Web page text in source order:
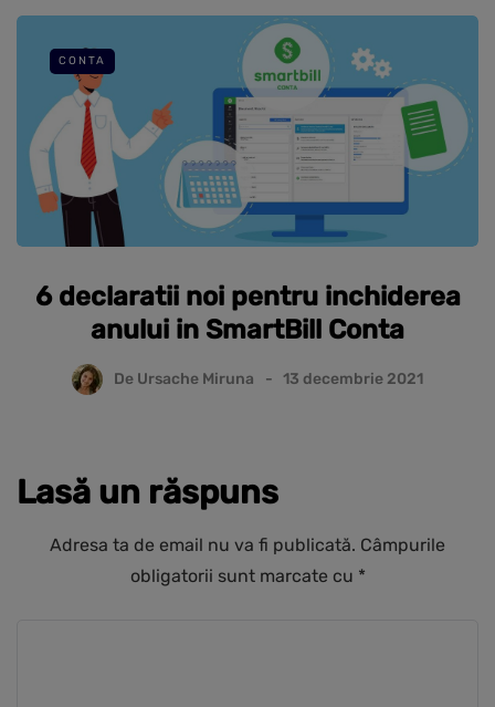
CONTA
6 declaratii noi pentru inchiderea
anului in SmartBill Conta
De Ursache Miruna 13 decembrie 2021
Lasă un răspuns
Adresa ta de email nu va fi publicată. Câmpurile
obligatorii sunt marcate cu *